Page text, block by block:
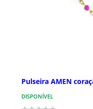
Pulseira AMEN
DISPONÍVEL